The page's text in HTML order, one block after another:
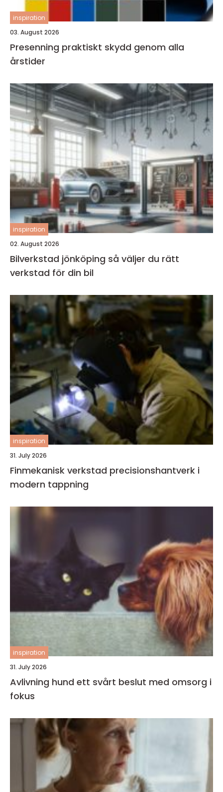
inspiration
03. August 2026
Presenning praktiskt skydd genom alla
årstider
inspiration
02. August 2026
Bilverkstad jönköping så väljer du rätt
verkstad för din bil
inspiration
31. July 2026
Finmekanisk verkstad precisionshantverk i
modern tappning
inspiration
31. July 2026
Avlivning hund ett svårt beslut med omsorg i
fokus